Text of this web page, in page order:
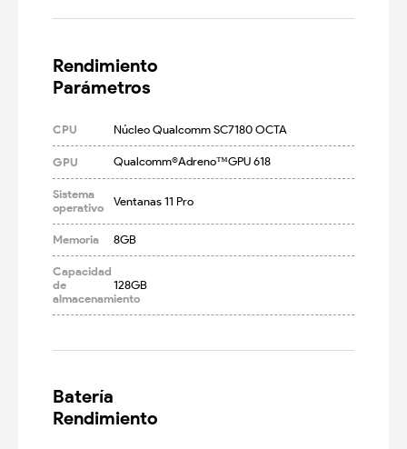
Rendimiento
Parámetros
CPU Núcleo Qualcomm SC7180 OCTA
GPU Qualcomm®Adreno™GPU 618
Sistema
operativo
Ventanas 11 Pro
Memoria 8GB
Capacidad
de
almacenamiento
128GB
Batería
Rendimiento